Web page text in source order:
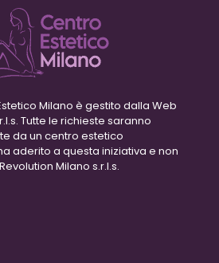
Milano è gestito dalla Web
Tutte le richieste saranno
da un centro estetico
aderito a questa iniziativa e non
Milano s.r.l.s.